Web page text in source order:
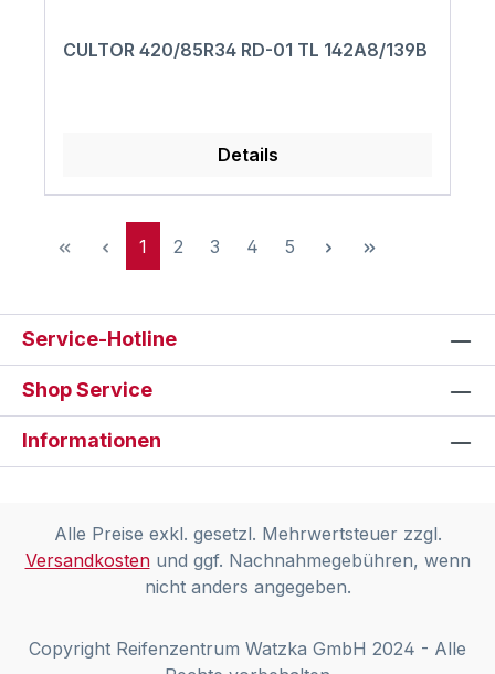
CULTOR 420/85R34 RD-01 TL 142A8/139B
Details
Seite
1 Seite
2 Seite
3 Seite
4 Seite
5
Service-Hotline
Shop Service
Informationen
Alle Preise exkl. gesetzl. Mehrwertsteuer zzgl.
Versandkostenund ggf. Nachnahmegebühren, wenn
nicht anders angegeben.
Copyright Reifenzentrum Watzka GmbH 2024 - Alle